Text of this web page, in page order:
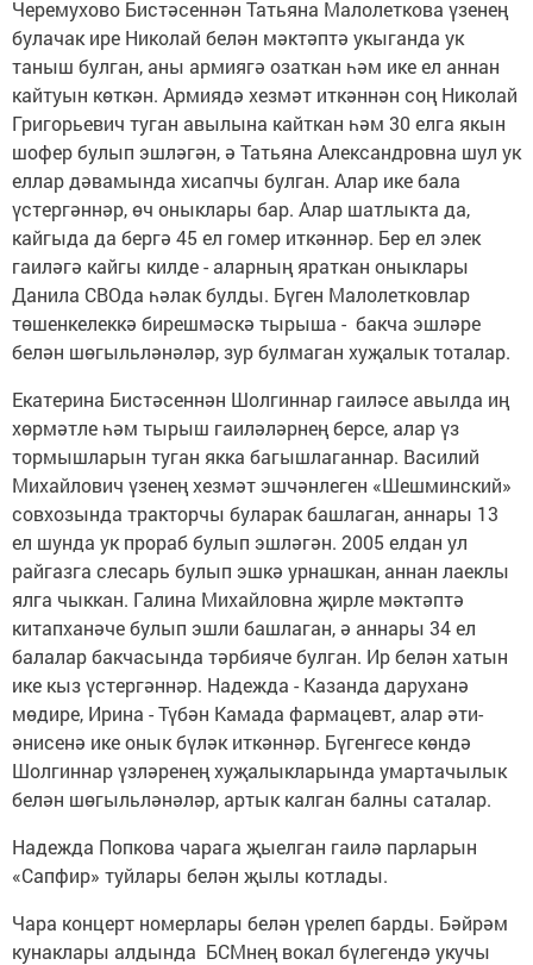
Черемухово Бистәсеннән Татьяна Малолеткова үзенең
булачак ире Николай белән мәктәптә укыганда ук
таныш булган, аны армиягә озаткан һәм ике ел аннан
кайтуын көткән. Армиядә хезмәт иткәннән соң Николай
Григорьевич туган авылына кайткан һәм 30 елга якын
шофер булып эшләгән, ә Татьяна Александровна шул ук
еллар дәвамында хисапчы булган. Алар ике бала
үстергәннәр, өч оныклары бар. Алар шатлыкта да,
кайгыда да бергә 45 ел гомер иткәннәр. Бер ел элек
гаиләгә кайгы килде - аларның яраткан оныклары
Данила СВОда һәлак булды. Бүген Малолетковлар
төшенкелеккә бирешмәскә тырыша - бакча эшләре
белән шөгыльләнәләр, зур булмаган хуҗалык тоталар.
Екатерина Бистәсеннән Шолгиннар гаиләсе авылда иң
хөрмәтле һәм тырыш гаиләләрнең берсе, алар үз
тормышларын туган якка багышлаганнар. Василий
Михайлович үзенең хезмәт эшчәнлеген «Шешминский»
совхозында тракторчы буларак башлаган, аннары 13
ел шунда ук прораб булып эшләгән. 2005 елдан ул
райгазга слесарь булып эшкә урнашкан, аннан лаеклы
ялга чыккан. Галина Михайловна җирле мәктәптә
китапханәче булып эшли башлаган, ә аннары 34 ел
балалар бакчасында тәрбияче булган. Ир белән хатын
ике кыз үстергәннәр. Надежда - Казанда даруханә
мөдире, Ирина - Түбән Камада фармацевт, алар әти-
әнисенә ике онык бүләк иткәннәр. Бүгенгесе көндә
Шолгиннар үзләренең хуҗалыкларында умартачылык
белән шөгыльләнәләр, артык калган балны саталар.
Надежда Попкова чарага җыелган гаилә парларын
«Сапфир» туйлары белән җылы котлады.
Чара концерт номерлары белән үрелеп барды. Бәйрәм
кунаклары алдында БСМнең вокал бүлегендә укучы